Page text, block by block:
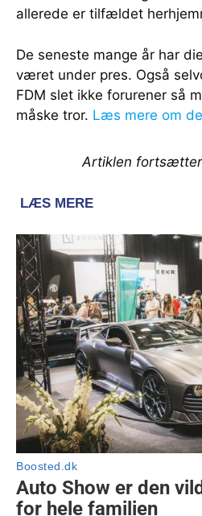
allerede er tilfældet
De seneste mange år har
været under pres. Også
FDM slet ikke forurener så
måske tror. Læs mere om
Artiklen